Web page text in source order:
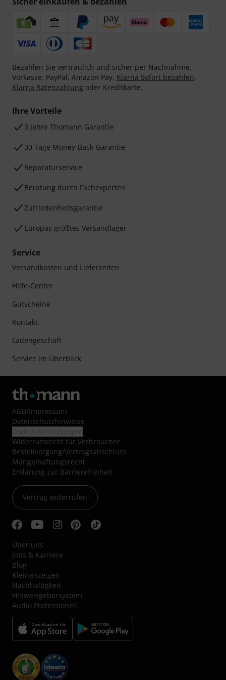
Bezahlen Sie vertraulich und sicher per Nachnahme,
Vorkasse, PayPal, Amazon Pay, Klarna Sofort bezahlen,
Klarna Ratenzahlung oder Kreditkarte.
Ihre Vorteile
3 Jahre Thomann Garantie
30 Tage Money-Back-Garantie
Reparaturservice
Beratung durch Fachexperten
Zufriedenheitsgarantie
Europas größtes Versandlager
Service
Versandkosten und Lieferzeiten
Hilfe-Center
Gutscheine
Kontakt
Ladengeschäft
Service im Überblick
AGB/Impressum
Datenschutzhinweise
Widerrufsrecht für Verbraucher
Bestellvorgang/Vertragsabschluss
Mängelhaftungsrecht
Erklärung zur Barrierefreiheit
Vertrag widerrufen
Über uns
Jobs & Karriere
Blog
Kleinanzeigen
Nachhaltigkeit
Hinweisgebersystem
Audio Professionell